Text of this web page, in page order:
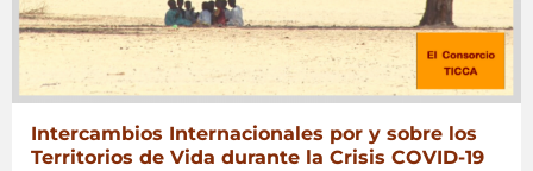
Intercambios Internacionales por y sobre los
Territorios de Vida durante la Crisis COVID-19